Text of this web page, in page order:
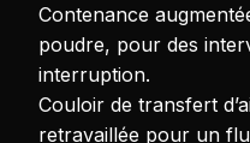
Contenance
poudre, pour des
interruption.
Couloir de transfert
retravaillée pour un